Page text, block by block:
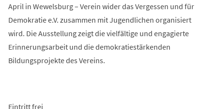
April in Wewelsburg – Verein wider das Vergessen und für
Demokratie e.V. zusammen mit Jugendlichen organisiert
wird. Die Ausstellung zeigt die vielfältige und engagierte
Erinnerungsarbeit und die demokratiestärkenden
Bildungsprojekte des Vereins.
Eintritt frei